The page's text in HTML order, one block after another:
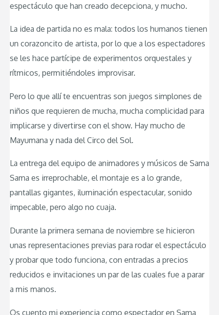
espectáculo que han creado decepciona, y mucho.
La idea de partida no es mala: todos los humanos tienen
un corazoncito de artista, por lo que a los espectadores
se les hace partícipe de experimentos orquestales y
rítmicos, permitiéndoles improvisar.
Pero lo que allí te encuentras son juegos simplones de
niños que requieren de mucha, mucha complicidad para
implicarse y divertirse con el show. Hay mucho de
Mayumana y nada del Circo del Sol.
La entrega del equipo de animadores y músicos de Sama
Sama es irreprochable, el montaje es a lo grande,
pantallas gigantes, iluminación espectacular, sonido
impecable, pero algo no cuaja.
Durante la primera semana de noviembre se hicieron
unas representaciones previas para rodar el espectáculo
y probar que todo funciona, con entradas a precios
reducidos e invitaciones un par de las cuales fue a parar
a mis manos.
Os cuento mi experiencia como espectador en Sama